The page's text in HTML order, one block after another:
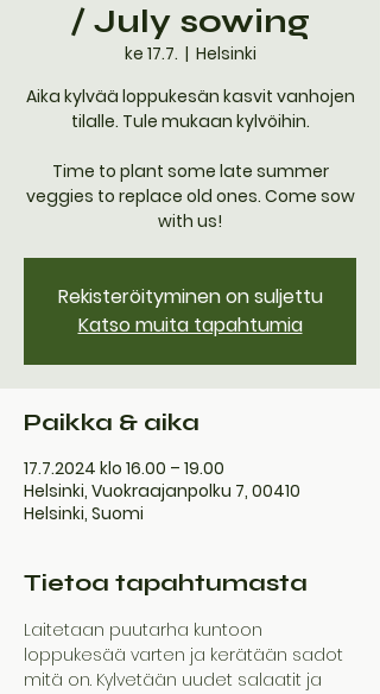
/ July sowing
ke 17.7.
  |
Helsinki
Aika kylvää loppukesän kasvit vanhojen
tilalle. Tule mukaan kylvöihin.
Time to plant some late summer
veggies to replace old ones. Come sow
with us!
Rekisteröityminen on suljettu
Katso muita tapahtumia
Paikka & aika
17.7.2024 klo 16.00 – 19.00
Helsinki, Vuokraajanpolku 7, 00410
Helsinki, Suomi
Tietoa tapahtumasta
Laitetaan puutarha kuntoon
loppukesää varten ja kerätään sadot
mitä on. Kylvetään uudet salaatit ja